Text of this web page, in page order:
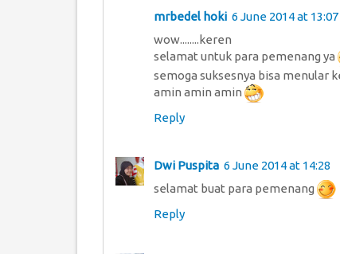
mrbedel hoki 6 June 2014 at 13:07
wow........keren
selamat untuk para pemenang ya
semoga suksesnya bisa menular
amin amin amin
Reply
Dwi Puspita 6 June 2014 at 14:28
selamat buat para pemenang
Reply